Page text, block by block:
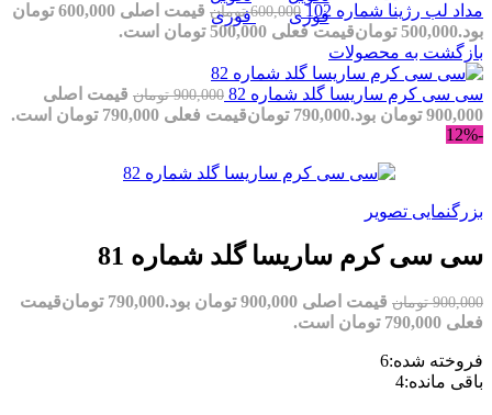
مداد لب رژینا شماره 102 600,000 تومان
قیمت اصلی 600,000 تومان
بود.500,000 تومانقیمت فعلی 500,000 تومان است.
بازگشت به محصولات
سی سی کرم ساریسا گلد شماره 82 900,000 تومان قیمت اصلی
900,000 تومان بود.
790,000 تومانقیمت فعلی 790,000 تومان است.
-12%
بزرگنمایی تصویر
سی سی کرم ساریسا گلد شماره 81
900,000 تومان قیمت اصلی 900,000 تومان بود. 790,000 تومانقیمت
فعلی 790,000 تومان است.
فروخته شده:6
باقی مانده:4